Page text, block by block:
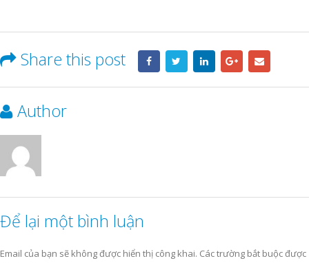
Share this post
Author
Để lại một bình luận
Email của bạn sẽ không được hiển thị công khai. Các trường bắt buộc được